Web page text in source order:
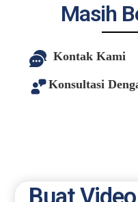
Masih
Kontak Kami
Konsultasi
Buat